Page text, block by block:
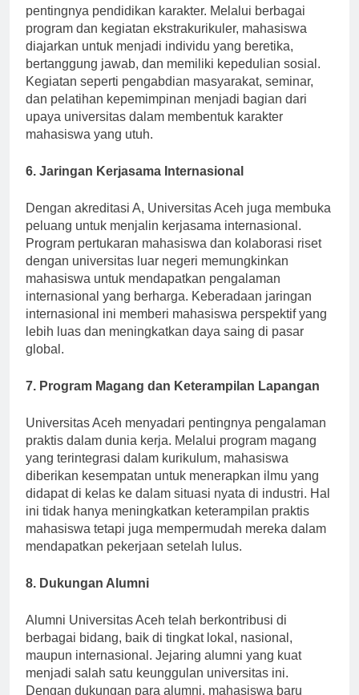
Selain akademik, Universitas Aceh juga menekankan
pentingnya pendidikan karakter. Melalui berbagai
program dan kegiatan ekstrakurikuler, mahasiswa
diajarkan untuk menjadi individu yang beretika,
bertanggung jawab, dan memiliki kepedulian sosial.
Kegiatan seperti pengabdian masyarakat, seminar,
dan pelatihan kepemimpinan menjadi bagian dari
upaya universitas dalam membentuk karakter
Dengan akreditasi A, Universitas Aceh juga membuka
peluang untuk menjalin kerjasama internasional.
Program pertukaran mahasiswa dan kolaborasi riset
dengan universitas luar negeri memungkinkan
mahasiswa untuk mendapatkan pengalaman
internasional yang berharga. Keberadaan jaringan
internasional ini memberi mahasiswa perspektif yang
lebih luas dan meningkatkan daya saing di pasar
Universitas Aceh menyadari pentingnya pengalaman
praktis dalam dunia kerja. Melalui program magang
yang terintegrasi dalam kurikulum, mahasiswa
diberikan kesempatan untuk menerapkan ilmu yang
didapat di kelas ke dalam situasi nyata di industri. Hal
ini tidak hanya meningkatkan keterampilan praktis
mahasiswa tetapi juga mempermudah mereka dalam
Alumni Universitas Aceh telah berkontribusi di
berbagai bidang, baik di tingkat lokal, nasional,
maupun internasional. Jejaring alumni yang kuat
menjadi salah satu keunggulan universitas ini.